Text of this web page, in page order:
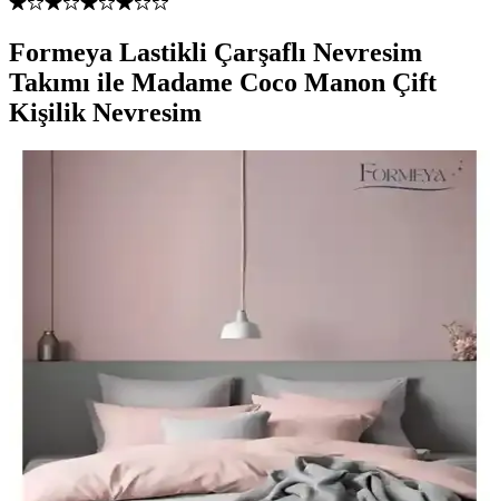
Formeya Lastikli Çarşaflı Nevresim
Takımı ile Madame Coco Manon Çift
Kişilik Nevresim